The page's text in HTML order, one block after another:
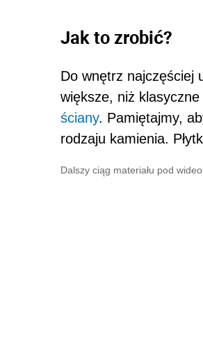
Jak to zrobić?
Do wnętrz najczęściej
większe, niż
ściany. Pamiętajmy,
rodzaju kamienia.
Dalszy ciąg materiału pod wideo